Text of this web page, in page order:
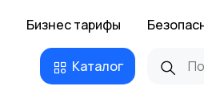
Бизнес тарифы
Каталог